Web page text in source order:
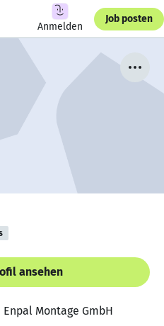
Anmelden
Job posten
ansehen
Montage GmbH